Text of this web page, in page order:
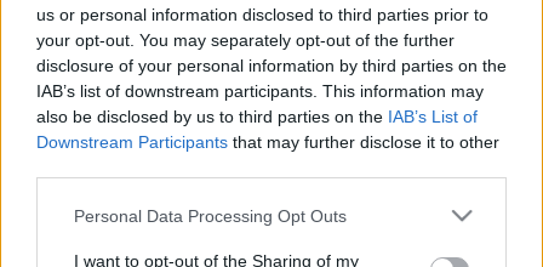
us or personal information disclosed to third parties prior to
your opt-out. You may separately opt-out of the further
disclosure of your personal information by third parties on the
IAB’s list of downstream participants. This information may
also be disclosed by us to third parties on the IAB’s List of
Downstream Participants that may further disclose it to other
Please note that this website/app uses one or more Google
not limited to your visit or usage behaviour. You may click to
Personal Data Processing Opt Outs
I want to opt-out of the Sharing of my
saláta recept
mijemaja • 2012. május 14.
Ezt a receptet Jocó hozta a nászútjáról, Krétáról,
E.Kabrianis Family „Tradícionális görög fűszerei
mellé. Ez az originál görög saláta a parasztsaláta,
receptje: Hozzávalók:1 közepes uborka, 3 piros…